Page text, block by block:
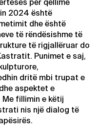
për qëllime
2024 është
dhe është
të rëndësishme të
të rigjallëruar do
Punimet e saj,
dritë mbi trupat e
aspektet e
fillimin e këtij
nis një dialog të